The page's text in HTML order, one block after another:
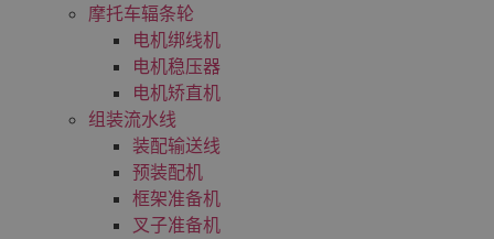
摩托车辐条轮
电机绑线机
电机稳压器
电机矫直机
组装流水线
装配输送线
预装配机
框架准备机
叉子准备机